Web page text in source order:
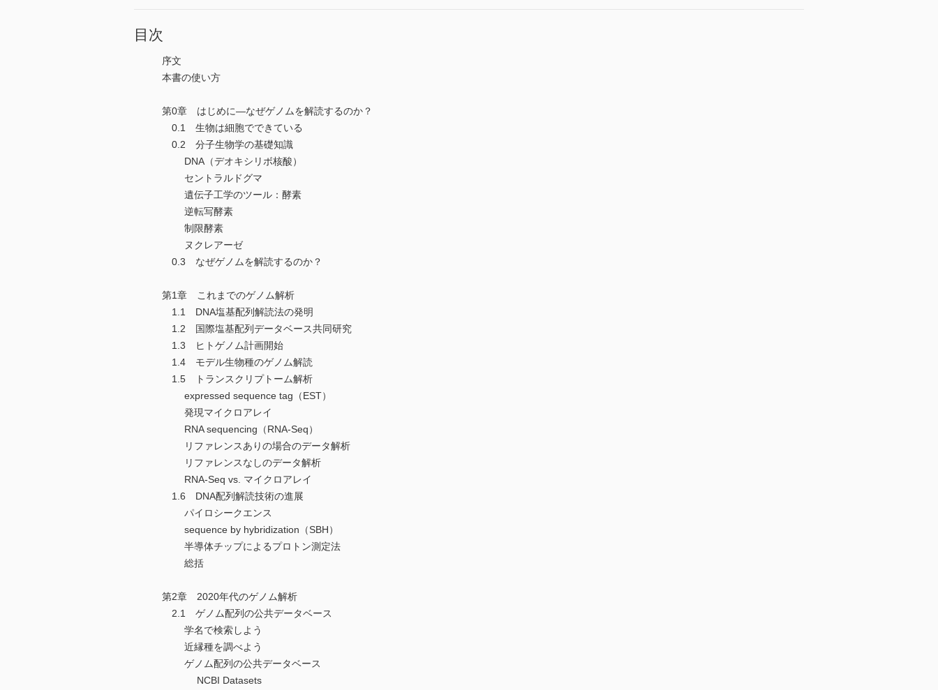
目次
序文
本書の使い方
第0章 はじめに―なぜゲノムを解読するのか？
0.1 生物は細胞でできている
0.2 分子生物学の基礎知識
DNA（デオキシリボ核酸）
セントラルドグマ
遺伝子工学のツール：酵素
逆転写酵素
制限酵素
ヌクレアーゼ
0.3 なぜゲノムを解読するのか？
第1章 これまでのゲノム解析
1.1 DNA塩基配列解読法の発明
1.2 国際塩基配列データベース共同研究
1.3 ヒトゲノム計画開始
1.4 モデル生物種のゲノム解読
1.5 トランスクリプトーム解析
expressed sequence tag（EST）
発現マイクロアレイ
RNA sequencing（RNA-Seq）
リファレンスありの場合のデータ解析
リファレンスなしのデータ解析
RNA-Seq vs. マイクロアレイ
1.6 DNA配列解読技術の進展
パイロシークエンス
sequence by hybridization（SBH）
半導体チップによるプロトン測定法
総括
第2章 2020年代のゲノム解析
2.1 ゲノム配列の公共データベース
学名で検索しよう
近縁種を調べよう
ゲノム配列の公共データベース
NCBI Datasets